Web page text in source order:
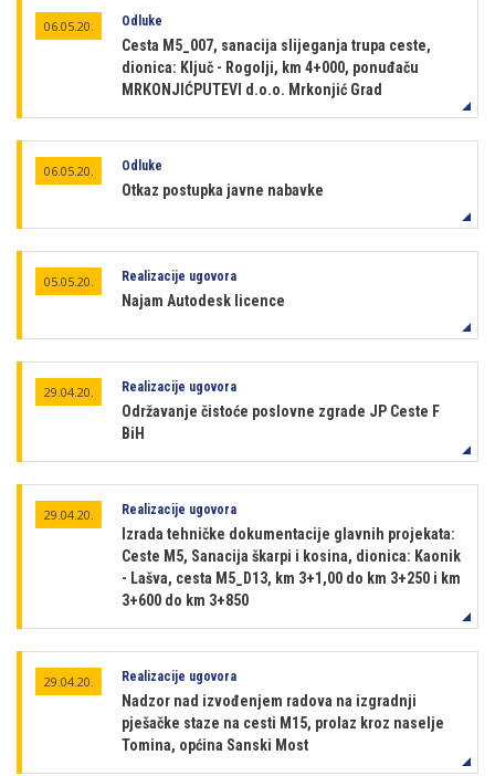
06.05.20. Odluke
Cesta M5_007, sanacija slijeganja trupa ceste,
dionica: Ključ - Rogolji, km 4+000, ponuđaču
MRKONJIĆPUTEVI d.o.o. Mrkonjić Grad
06.05.20. Odluke
Otkaz postupka javne nabavke
05.05.20. Realizacije ugovora
Najam Autodesk licence
29.04.20. Realizacije ugovora
Održavanje čistoće poslovne zgrade JP Ceste F
BiH
29.04.20. Realizacije ugovora
Izrada tehničke dokumentacije glavnih projekata:
Ceste M5, Sanacija škarpi i kosina, dionica: Kaonik
- Lašva, cesta M5_D13, km 3+1,00 do km 3+250 i km
3+600 do km 3+850
29.04.20. Realizacije ugovora
Nadzor nad izvođenjem radova na izgradnji
pješačke staze na cesti M15, prolaz kroz naselje
Tomina, općina Sanski Most